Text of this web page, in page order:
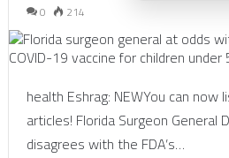
0 214
health Eshrag: NEWYou can
articles! Florida Surgeon General
disagrees with the FDA’s…